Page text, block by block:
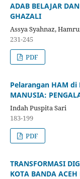
ADAB BELAJAR
GHAZALI
Assya Syahnaz,
231-245
PDF
Pelarangan HAM di
MANUSIA:
Indah Puspita Sari
183-199
PDF
TRANSFORMASI
KOTA BANDA